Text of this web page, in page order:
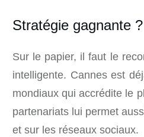
Stratégie gagnante ?
Sur le papier, il faut le
intelligente. Cannes est
mondiaux qui accrédite le
partenariats lui permet
et sur les réseaux sociaux.